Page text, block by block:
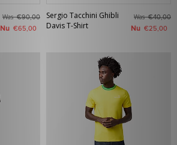
Was€90,00
Nu €65,00
Sergio Tacchini Ghibli
Davis T-Shirt
Was€40,00
Nu €25,00